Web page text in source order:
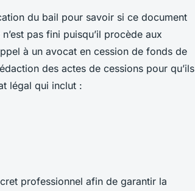
du bail pour savoir si ce document
pas fini puisqu’il procède aux
à un avocat en cession de fonds de
des actes de cessions pour qu’ils
légal qui inclut :
professionnel afin de garantir la